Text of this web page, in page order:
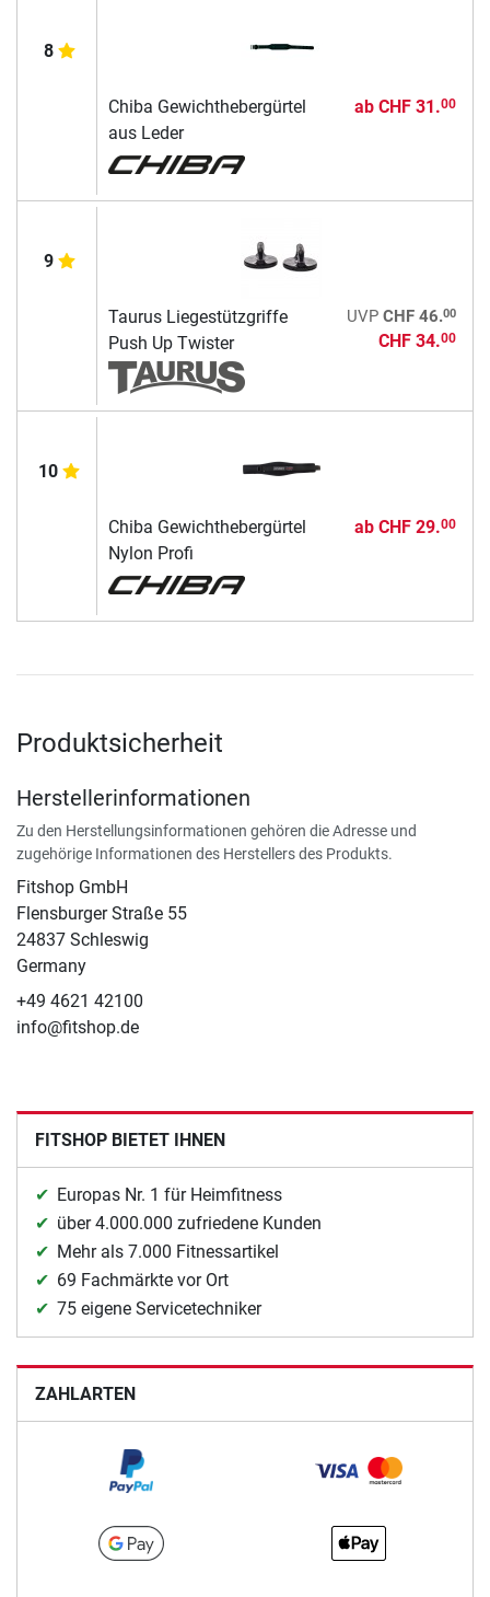
8
Chiba Gewichthebergürtel
aus Leder
ab CHF 31.00
9
Taurus Liegestützgriffe
Push Up Twister
UVP CHF 46.00
CHF 34.00
10
Chiba Gewichthebergürtel
Nylon Profi
ab CHF 29.00
Produktsicherheit
Herstellerinformationen
Zu den Herstellungsinformationen gehören die Adresse und
zugehörige Informationen des Herstellers des Produkts.
Fitshop GmbH
Flensburger Straße 55
24837 Schleswig
Germany
+49 4621 42100
info@fitshop.de
FITSHOP BIETET IHNEN
Europas Nr. 1 für Heimfitness
über 4.000.000 zufriedene Kunden
Mehr als 7.000 Fitnessartikel
69 Fachmärkte vor Ort
75 eigene Servicetechniker
ZAHLARTEN